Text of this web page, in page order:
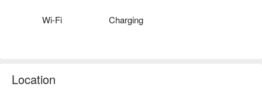
Dr. mooi 指睫美學院預約、Dr. mooi 指睫美學院價格立刻查看
Wi-Fi Charging
Location